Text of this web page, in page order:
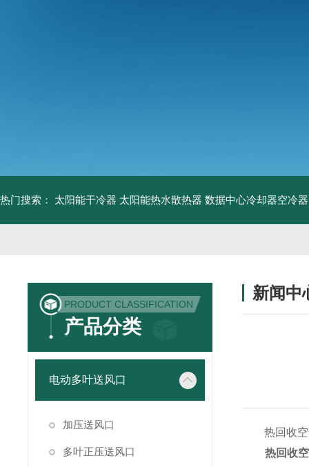
热门搜索： 太阳能干冷器 太阳能热水散热器 数据中心冷却器空冷器
PRODUCT CLASSIFICATION
产品分类
电动多叶送风口
加压送风口
多叶正压送风口
新闻中
热回收空
热回收